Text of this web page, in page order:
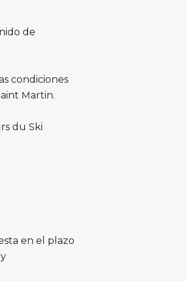
de
condiciones
Martin.
du Ski
en el plazo